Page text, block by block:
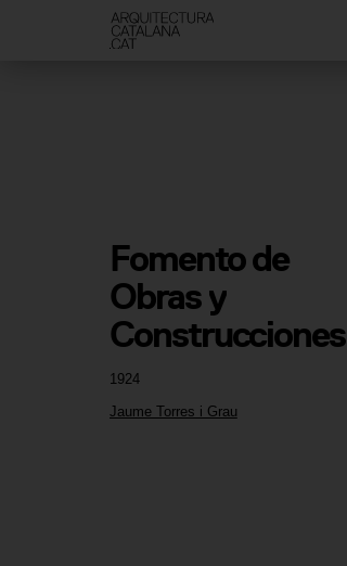
1924
Jaume Torres i Grau
Fomento de
Obras y
Construcciones